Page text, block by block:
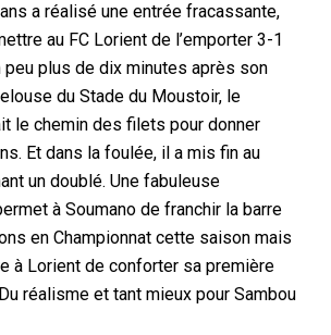
ans a réalisé une entrée fracassante,
au FC Lorient de l’emporter 3-1
peu plus de dix minutes après son
du Stade du Moustoir, le
le chemin des filets pour donner
Et dans la foulée, il a mis fin au
un doublé. Une fabuleuse
à Soumano de franchir la barre
en Championnat cette saison mais
à Lorient de conforter sa première
réalisme et tant mieux pour Sambou